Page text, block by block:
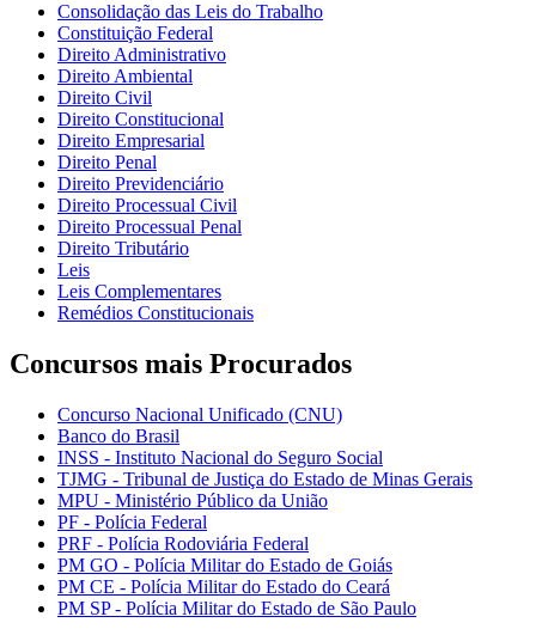
Consolidação das Leis do Trabalho
Constituição Federal
Direito Administrativo
Direito Ambiental
Direito Civil
Direito Constitucional
Direito Empresarial
Direito Penal
Direito Previdenciário
Direito Processual Civil
Direito Processual Penal
Direito Tributário
Leis
Leis Complementares
Remédios Constitucionais
Concursos mais Procurados
Concurso Nacional Unificado (CNU)
Banco do Brasil
INSS - Instituto Nacional do Seguro Social
TJMG - Tribunal de Justiça do Estado de Minas Gerais
MPU - Ministério Público da União
PF - Polícia Federal
PRF - Polícia Rodoviária Federal
PM GO - Polícia Militar do Estado de Goiás
PM CE - Polícia Militar do Estado do Ceará
PM SP - Polícia Militar do Estado de São Paulo